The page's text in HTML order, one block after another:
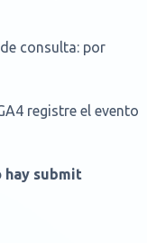
consulta: por
registre el evento
hay submit